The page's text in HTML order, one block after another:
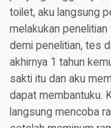
toilet, aku langsung
melakukan
demi penelitian, tes
akhirnya 1 tahun
sakti itu dan aku
dapat membantuku.
langsung mencoba